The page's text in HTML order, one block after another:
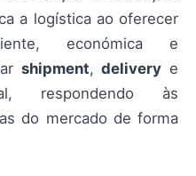
a logística ao oferecer
económica e
shipment,delivery e
respondendo às
do mercado de forma